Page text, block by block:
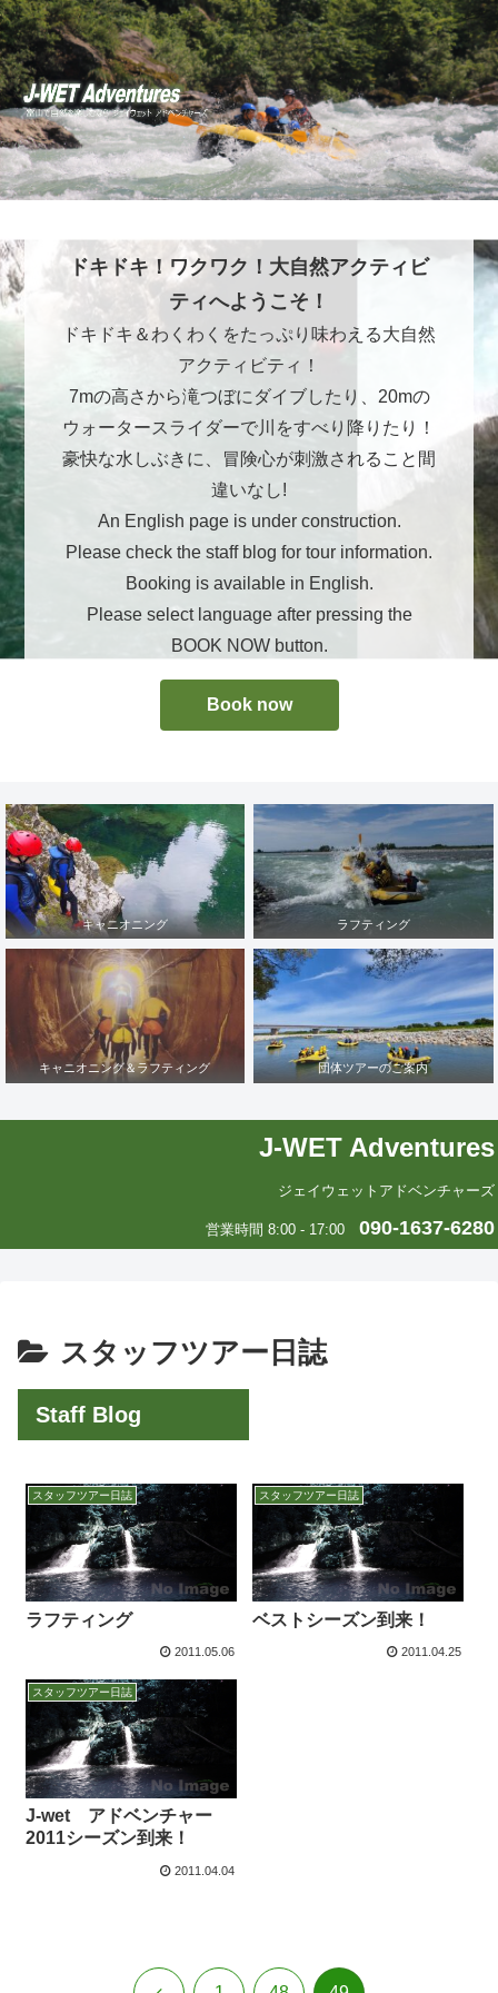
ドキドキ！ワクワク！大自然アクティビ
ティへようこそ！
ドキドキ＆わくわくをたっぷり味わえる大自然
アクティビティ！
7mの高さから滝つぼにダイブしたり、20mの
ウォータースライダーで川をすべり降りたり！
豪快な水しぶきに、冒険心が刺激されること間
違いなし!
An English page is under construction.
Please check the staff blog for tour information.
Booking is available in English.
Please select language after pressing the
BOOK NOW button.
Book now
キャニオニング ラフティング
キャニオニング＆ラフティング 団体ツアーのご案内
J-WET Adventures
ジェイウェットアドベンチャーズ
営業時間 8:00 - 17:00 090-1637-6280
スタッフツアー日誌
Staff Blog
スタッフツアー日誌
ラフティング
2011.05.06
スタッフツアー日誌
ベストシーズン到来！
2011.04.25
スタッフツアー日誌
J-wet アドベンチャー
2011シーズン到来！
2011.04.04